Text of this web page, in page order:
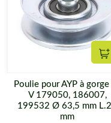
Poulie pour AYP à
V 179050, 186007,
199532 Ø 63,5 mm
mm